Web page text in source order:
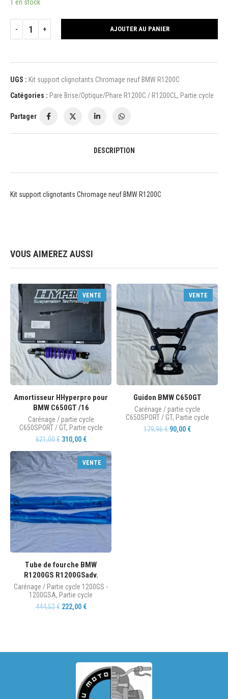
1 en stock
AJOUTER AU PANIER
UGS : Kit support clignotants Chromage neuf BMW R1200C
Catégories : Pare Brise/Optique/Phare R1200C / R1200CL , Partie cycle
Partager
DESCRIPTION
Kit support clignotants Chromage neuf BMW R1200C
VOUS AIMEREZ AUSSI
VENTE
Amortisseur HHyperpro pour
BMW C650GT /16
Carénage / partie cycle
C650SPORT / GT, Partie cycle
621,00€ 310,00 €
VENTE
Guidon BMW C650GT
Carénage / partie cycle
C650SPORT / GT, Partie cycle
179,96€ 90,00 €
VENTE
Tube de fourche BMW
R1200GS R1200GSadv.
Carénage / Partie cycle 1200GS -
1200GSA, Partie cycle
444,52€ 222,00 €